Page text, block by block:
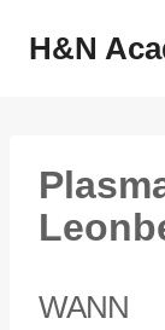
H&N
WANN